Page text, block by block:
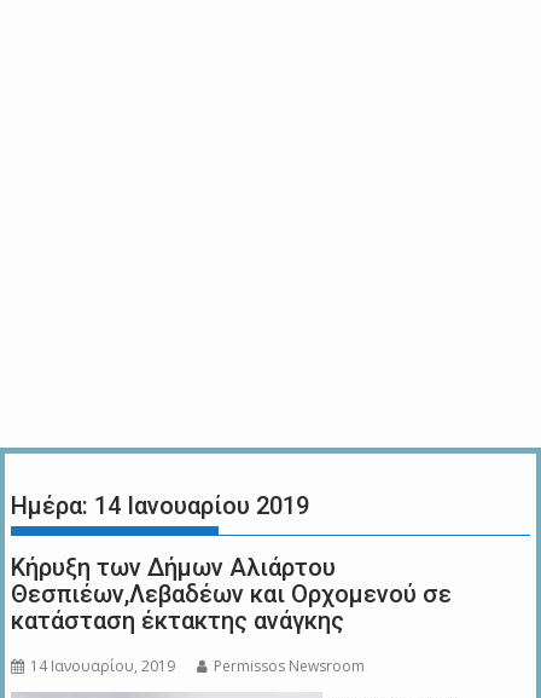
Ημέρα: 14 Ιανουαρίου 2019
Κήρυξη των Δήμων Aλιάρτου
Θεσπιέων,Λεβαδέων και Ορχομενού σε
κατάσταση έκτακτης ανάγκης
14 Ιανουαρίου, 2019 Permissos Newsroom